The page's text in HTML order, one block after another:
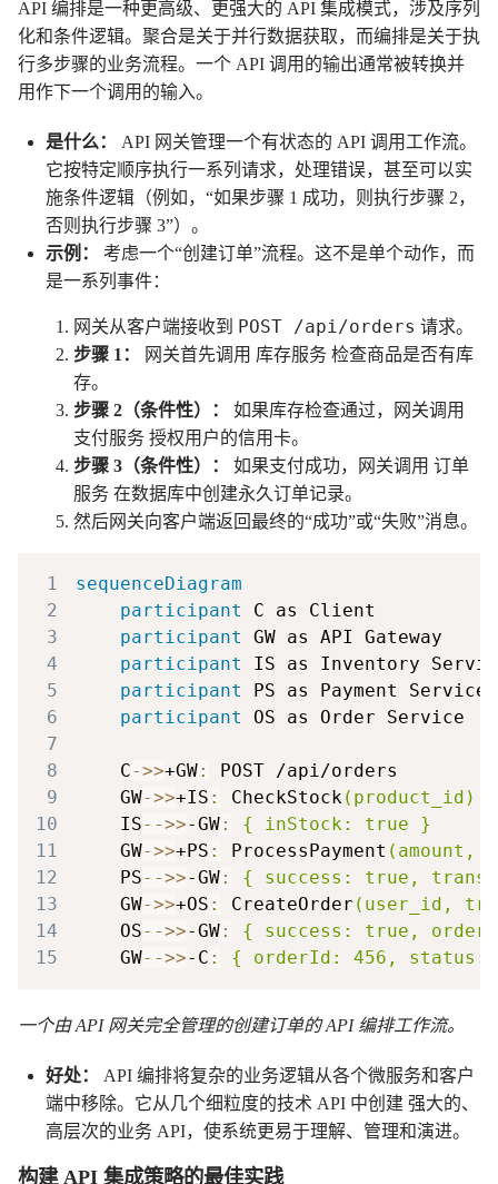
API 编排是一种更高级、更强大的 API 集成模式，涉及序列
化和条件逻辑。聚合是关于并行数据获取，而编排是关于执
行多步骤的业务流程。一个 API 调用的输出通常被转换并
用作下一个调用的输入。
是什么：
API 网关管理一个有状态的 API 调用工作流。
它按特定顺序执行一系列请求，处理错误，甚至可以实
施条件逻辑（例如，“如果步骤 1 成功，则执行步骤 2，
否则执行步骤 3”）。
示例：
考虑一个“创建订单”流程。这不是单个动作，而
是一系列事件：
网关从客户端接收到 POST /api/orders 请求。
步骤 1：
网关首先调用 库存服务 检查商品是否有库
存。
步骤 2（条件性）：
如果库存检查通过，网关调用
支付服务 授权用户的信用卡。
步骤 3（条件性）：
如果支付成功，网关调用 订单
服务 在数据库中创建永久订单记录。
然后网关向客户端返回最终的“成功”或“失败”消息。
1
sequenceDiagram
2
participant
3
participant
4
participant
5
participant
6
participant
7
8
    C
->>+GW:
9
    GW
->>+IS : CheckStock(product_id)
10
    IS
-->>-GW:
{ inStock: true }
11
    GW
->>+PS : ProcessPayment (amount,
12
    PS
-->>-GW:
{ success: true,
13
    GW
->>+OS : CreateOrder (user_id,
14
    OS
-->>-GW:
{ success: true,
15
    GW
-->>-C : { orderId: 456, status:
一个由 API 网关完全管理的创建订单的 API 编排工作流。
好处：
API 编排将复杂的业务逻辑从各个微服务和客户
端中移除。它从几个细粒度的技术 API 中创建 强大的、
高层次的业务 API，使系统更易于理解、管理和演进。
构建 API 集成策略的最佳实践